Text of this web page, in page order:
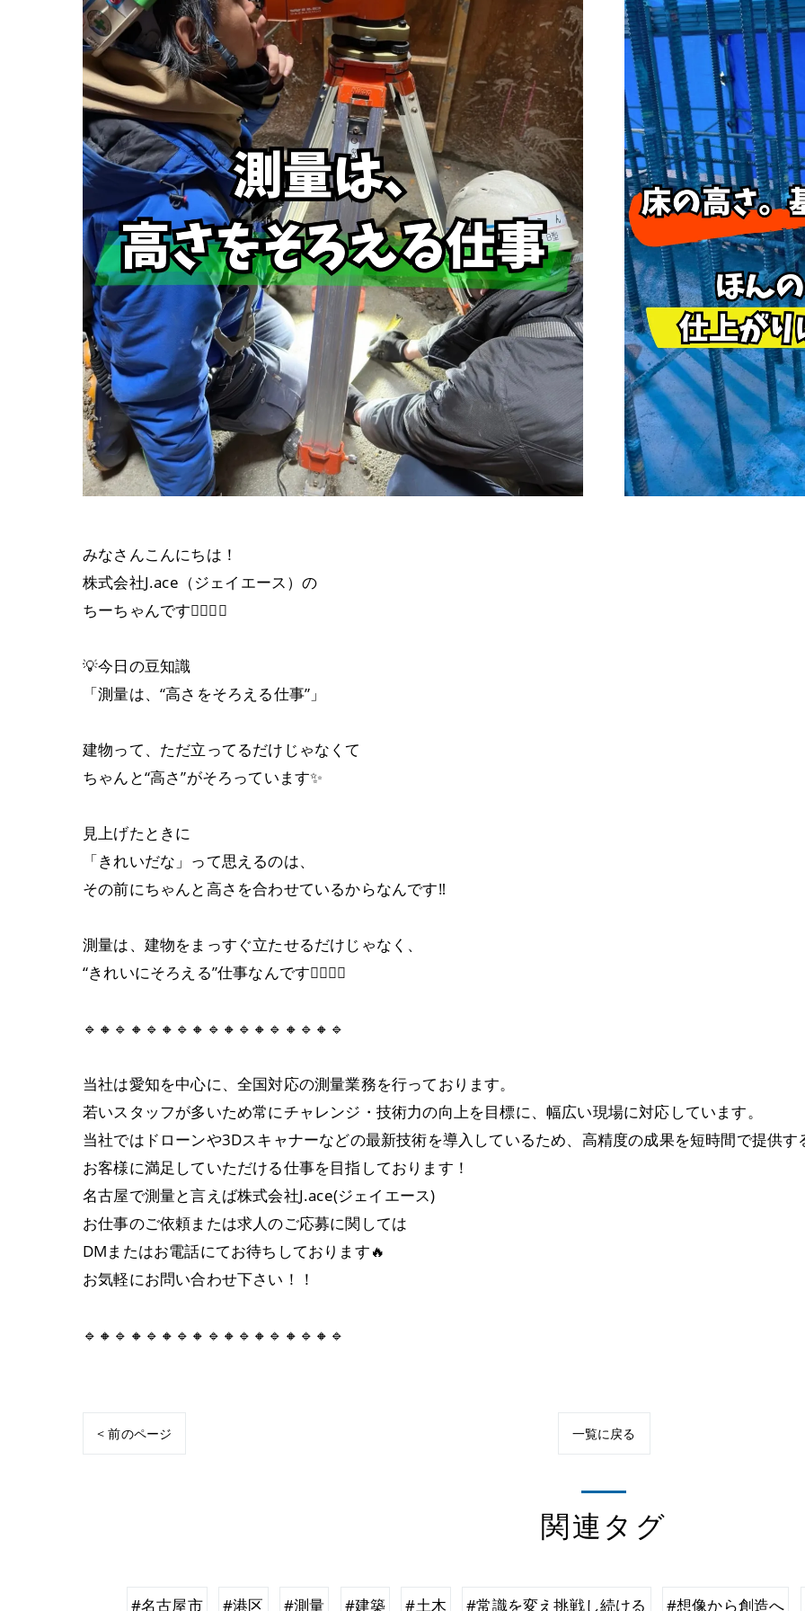
みなさんこんにちは！
株式会社J.ace（ジェイエース）の
ちーちゃんです👷🏼‍♀️✨
💡今日の豆知識
「測量は、“高さをそろえる仕事”」
建物って、ただ立ってるだけじゃなくて
ちゃんと“高さ”がそろっています✨️
見上げたときに
「きれいだな」って思えるのは、
その前にちゃんと高さを合わせているからなんです‼️
測量は、建物をまっすぐ立たせるだけじゃなく、
“きれいにそろえる”仕事なんです👷🏼‍♀️✨
🔹🔸🔹🔸🔹🔸🔹🔸🔹🔸🔹🔸🔹🔸🔹🔸🔹
当社は愛知を中心に、全国対応の測量業務を行っております。
若いスタッフが多いため常にチャレンジ・技術力の向上を目標に、幅広い現場に対応しています。
当社ではドローンや3Dスキャナーなどの最新技術を導入しているため、高精度の成果を短時間で提供す
お客様に満足していただける仕事を目指しております！
名古屋で測量と言えば株式会社J.ace(ジェイエース)
お仕事のご依頼または求人のご応募に関しては
DMまたはお電話にてお待ちしております🔥
お気軽にお問い合わせ下さい！！
🔹🔸🔹🔸🔹🔸🔹🔸🔹🔸🔹🔸🔹🔸🔹🔸🔹
< 前のページ 一覧に戻る
関連タグ
#名古屋市 #港区 #測量 #建築 #土木 #常識を変え挑戦し続ける #想像から創造へ